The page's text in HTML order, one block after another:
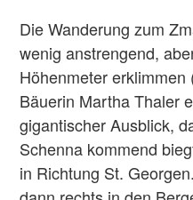
Die Wanderung zum
wenig anstrengend,
Höhenmeter
Bäuerin Martha Thaler
gigantischer Ausblick,
Schenna kommend
in Richtung St.